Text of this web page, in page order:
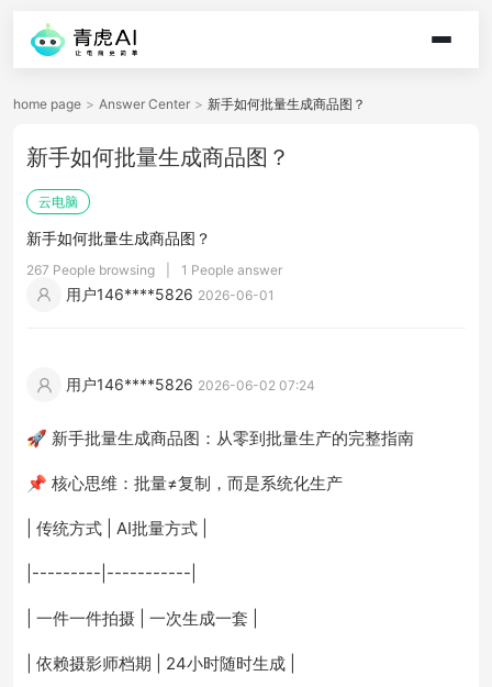
home page > Answer Center > 新手如何批量生成商品图？
新手如何批量生成商品图？
云电脑
新手如何批量生成商品图？
267 People browsing 1 People answer
用户146****5826 2026-06-01
用户146****5826 2026-06-02 07:24
🚀 新手批量生成商品图：从零到批量生产的完整指南
📌 核心思维：批量≠复制，而是系统化生产
| 传统方式 | AI批量方式 |
|---------|-----------|
| 一件一件拍摄 | 一次生成一套 |
| 依赖摄影师档期 | 24小时随时生成 |